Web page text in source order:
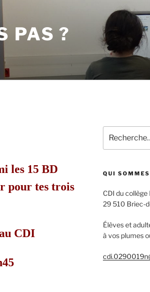
PAS ?
les 15 BD
pour tes trois
CDI
pour
:
QUI
CDI du
29 510 Briec-
Élèves et
à vos plumes